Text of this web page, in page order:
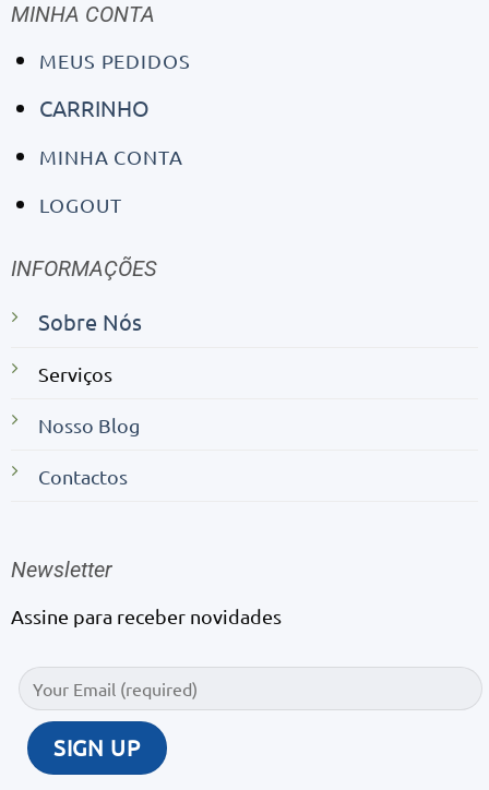
MINHA CONTA
MEUS PEDIDOS
CARRINHO
MINHA CONTA
LOGOUT
INFORMAÇÕES
Sobre Nós
Serviços
Nosso Blog
Contactos
Newsletter
Assine para receber novidades